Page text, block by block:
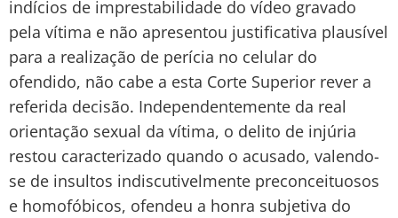
indícios de imprestabilidade do vídeo gravado
pela vítima e não apresentou justificativa plausível
para a realização de perícia no celular do
ofendido, não cabe a esta Corte Superior rever a
referida decisão. Independentemente da real
orientação sexual da vítima, o delito de injúria
restou caracterizado quando o acusado, valendo-
se de insultos indiscutivelmente preconceituosos
e homofóbicos, ofendeu a honra subjetiva do